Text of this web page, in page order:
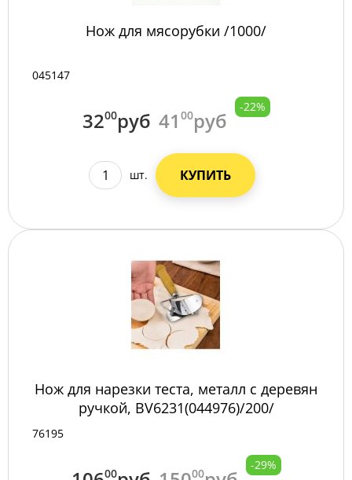
Нож для мясорубки /1000/
045147
3200руб 41 00руб
-22%
шт. КУПИТЬ
Нож для нарезки теста, металл с деревян
ручкой, BV6231(044976)/200/
76195
00 00
-29%